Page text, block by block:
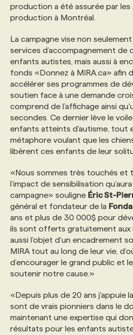
NOS AUTEUR‧RICES
POURQUOI CHOISIR NOS
NOS TARIFS
PROGRAMMES DE
FAQ
ANNONCEZ AVEC NOUS
FAQ
ANNONCEZ AVEC NOUS
production a été assurée par les
production à Montréal.
La campagne vise non
services d’accompagnement de
enfants autistes, mais aussi à
fonds «Donnez à MIRA.ca» afin
accélérer ses programmes de
soutien face à une demande
comprend de l’affichage ainsi
secondes. Ce dernier lève le
enfants atteints d'autisme, tout
métaphore voulant que les
libèrent ces enfants de leur
«Nous sommes très touchés et
l’impact de sensibilisation
campagne» souligne Éric St-
général et fondateur de la
ans et plus de 30 000$ pour
ils sont offerts gratuitement aux
aussi l'objet d'un encadrement
MIRA tout au long de leur vie,
d’encourager le grand public et
soutenir notre cause.»
«Depuis plus de 20 ans j'appuie
sont de vrais pionniers dans le
maintenant une expertise qui
résultats pour les enfants